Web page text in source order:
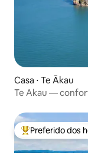
Casa ⋅ Te Ākau
Te Akau —
Entre os
Preferido dos